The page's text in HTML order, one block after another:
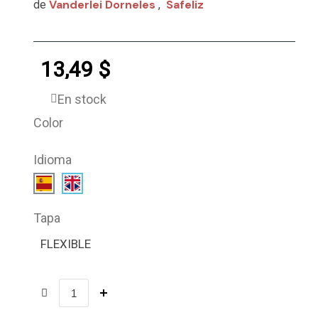
deVanderlei Dorneles , Safeliz
13,49 $
En stock
Color
Idioma
Tapa
FLEXIBLE